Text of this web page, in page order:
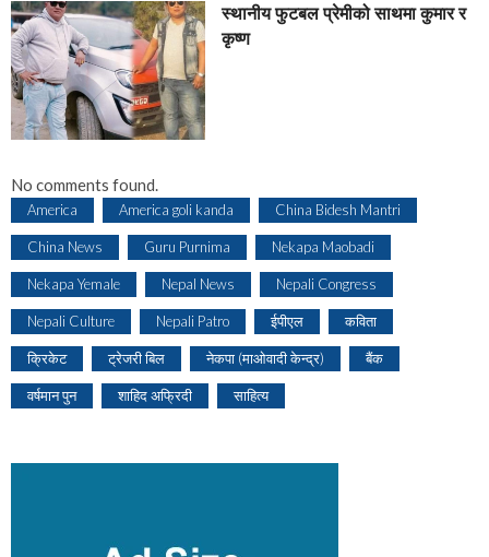
स्थानीय फुटबल प्रेमीको साथमा कुमार र
कृष्ण
No comments found.
America America goli kanda China Bidesh Mantri
China News Guru Purnima Nekapa Maobadi
Nekapa Yemale Nepal News Nepali Congress
Nepali Culture Nepali Patro ईपीएल कविता
क्रिकेट ट्रेजरी बिल नेकपा (माओवादी केन्द्र) बैंक
वर्षमान पुन शाहिद अफ्रिदी साहित्य